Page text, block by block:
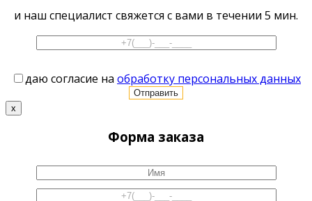
и наш специалист свяжется с вами в течении 5 мин.
даю согласие на обработку персональных данных
x
Форма заказа